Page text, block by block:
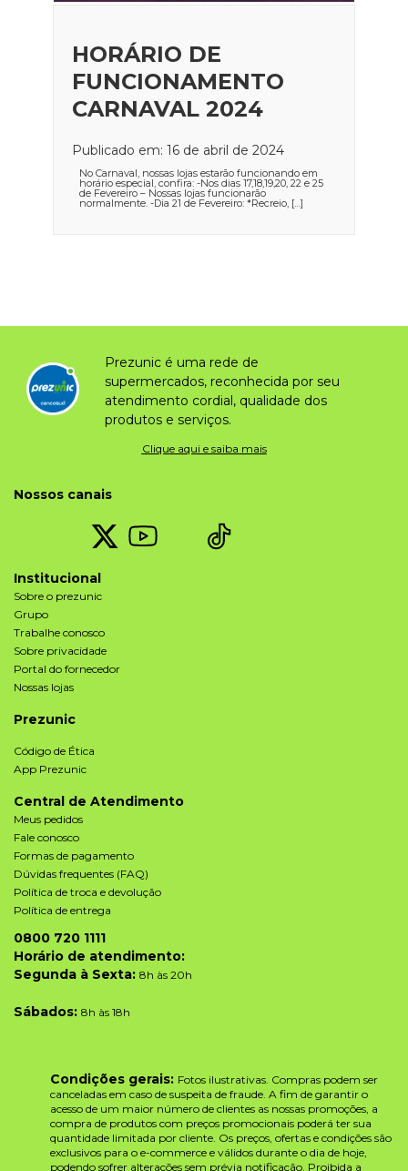
HORÁRIO DE
FUNCIONAMENTO
CARNAVAL 2024
Publicado em: 16 de abril de 2024
No Carnaval, nossas lojas estarão funcionando em
horário especial, confira: -Nos dias 17,18,19,20, 22 e 25
de Fevereiro – Nossas lojas funcionarão
normalmente. -Dia 21 de Fevereiro: *Recreio, […]
Prezunic é uma rede de
supermercados, reconhecida por seu
atendimento cordial, qualidade dos
produtos e serviços.
Clique aqui e saiba mais
Nossos canais
Institucional
Sobre o prezunic
Grupo
Trabalhe conosco
Sobre privacidade
Portal do fornecedor
Nossas lojas
Prezunic
Código de Ética
App Prezunic
Central de Atendimento
Meus pedidos
Fale conosco
Formas de pagamento
Dúvidas frequentes (FAQ)
Política de troca e devolução
Política de entrega
0800 720 1111
Horário de atendimento:
Segunda à Sexta: 8h às 20h
Sábados: 8h às 18h
Condições gerais: Fotos ilustrativas. Compras podem ser
canceladas em caso de suspeita de fraude. A fim de garantir o
acesso de um maior número de clientes as nossas promoções, a
compra de produtos com preços promocionais poderá ter sua
quantidade limitada por cliente. Os preços, ofertas e condições são
exclusivos para o e-commerce e válidos durante o dia de hoje,
podendo sofrer alterações sem prévia notificação. Proibida a